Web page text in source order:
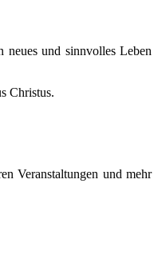
neues und sinnvolles Leben
Christus.
Veranstaltungen und mehr